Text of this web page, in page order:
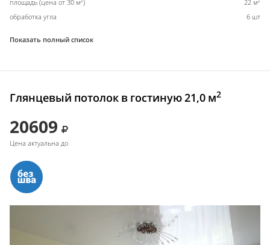
площадь (цена от 30 м ) 22 м
обработка угла 6 шт
Показать полный список
Глянцевый потолок в гостиную 21,0 м2
20609
Цена актуальна до